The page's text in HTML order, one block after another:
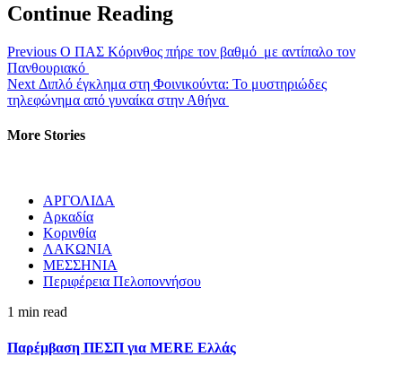
Continue Reading
Previous Ο ΠΑΣ Κόρινθος πήρε τον βαθμό με αντίπαλο τον
Πανθουριακό
Next Διπλό έγκλημα στη Φοινικούντα: Το μυστηριώδες
τηλεφώνημα από γυναίκα στην Αθήνα
More Stories
ΑΡΓΟΛΙΔΑ
Αρκαδία
Κορινθία
ΛΑΚΩΝΙΑ
ΜΕΣΣΗΝΙΑ
Περιφέρεια Πελοποννήσου
1 min read
Παρέμβαση ΠΕΣΠ για MERE Ελλάς